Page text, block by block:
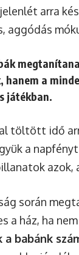
arra
aggódás
hanem a
játékban.
töltött idő
a
azok,
során
a ház, ha
a babánk